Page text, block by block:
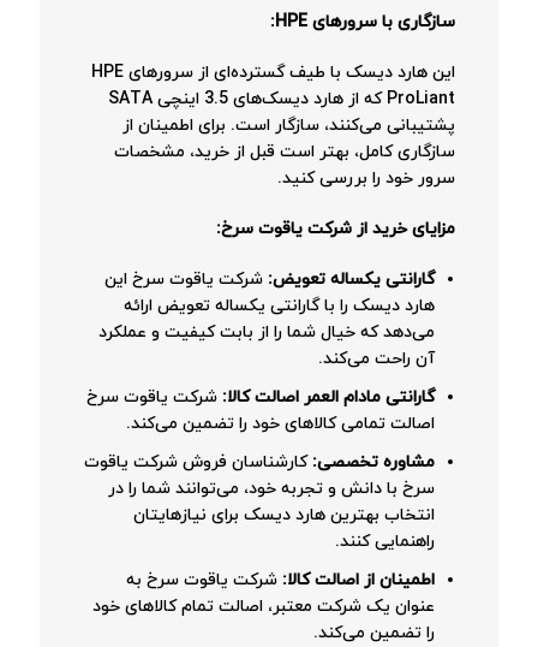
سازگاری با سرورهای HPE:
این هارد دیسک با طیف گسترده‌ای از سرورهای HPE
ProLiant که از هارد دیسک‌های 3.5 اینچی SATA
پشتیبانی می‌کنند، سازگار است. برای اطمینان از
سازگاری کامل، بهتر است قبل از خرید، مشخصات
سرور خود را بررسی کنید.
مزایای خرید از شرکت یاقوت سرخ:
گارانتی یکساله تعویض: شرکت یاقوت سرخ این
هارد دیسک را با گارانتی یکساله تعویض ارائه
می‌دهد که خیال شما را از بابت کیفیت و عملکرد
آن راحت می‌کند.
گارانتی مادام العمر اصالت کالا: شرکت یاقوت سرخ
اصالت تمامی کالاهای خود را تضمین می‌کند.
مشاوره تخصصی: کارشناسان فروش شرکت یاقوت
سرخ با دانش و تجربه خود، می‌توانند شما را در
انتخاب بهترین هارد دیسک برای نیازهایتان
راهنمایی کنند.
اطمینان از اصالت کالا: شرکت یاقوت سرخ به
عنوان یک شرکت معتبر، اصالت تمام کالاهای خود
را تضمین می‌کند.